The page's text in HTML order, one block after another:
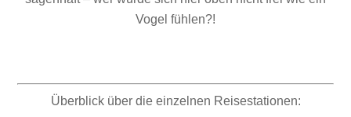
Vogel fühlen?!
Überblick über die einzelnen Reisestationen: